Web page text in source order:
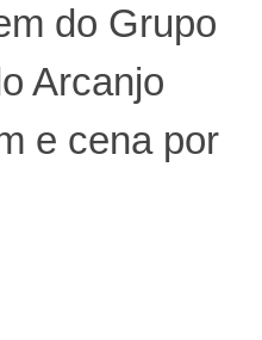
do Grupo
Arcanjo
e cena por